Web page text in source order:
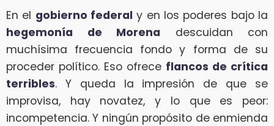
En el gobierno federal y en los poderes bajo la
hegemonía de Morena descuidan con
muchísima frecuencia fondo y forma de su
proceder político. Eso ofrece flancos de crítica
terribles. Y queda la impresión de que se
improvisa, hay novatez, y lo que es peor:
incompetencia. Y ningún propósito de enmienda